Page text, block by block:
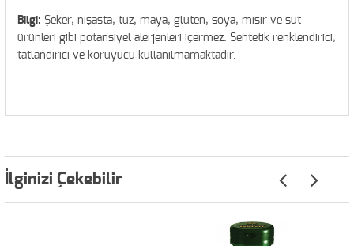
Bilgi: Şeker, nişasta, tuz, maya, gluten, soya, mısır ve süt
ürünleri gibi potansiyel alerjenleri içermez. Sentetik renklendirici,
tatlandırıcı ve koruyucu kullanılmamaktadır.
İlginizi Çekebilir